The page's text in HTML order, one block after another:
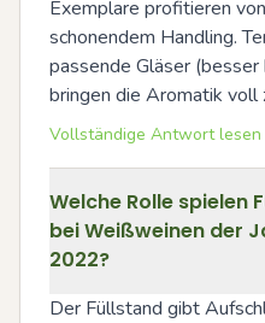
Exemplare profitieren
schonendem Handling.
passende Gläser
bringen die Aromatik voll
Vollständige Antwort
Welche Rolle spielen
bei Weißweinen der
2022?
Der Füllstand gibt